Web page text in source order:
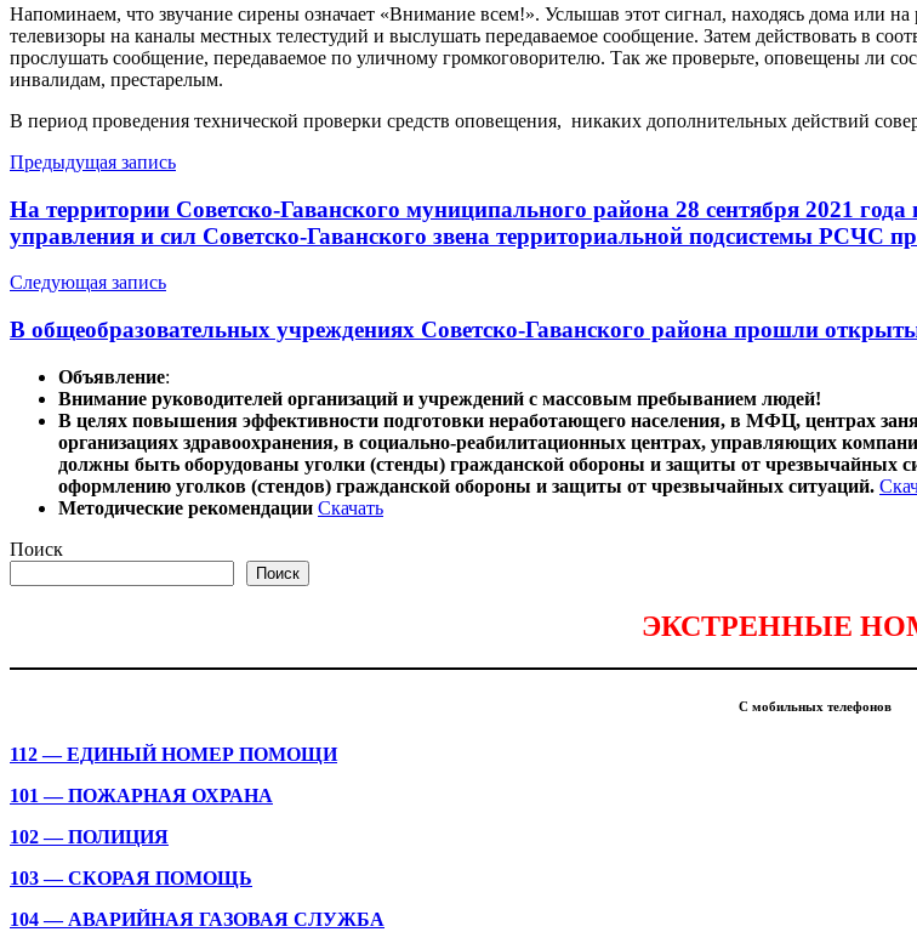
Напоминаем, что звучание сирены означает «Внимание всем!». Услышав этот сигнал, находясь дома или
телевизоры на каналы местных телестудий и выслушать передаваемое сообщение. Затем действовать в
прослушать сообщение, передаваемое по уличному громкоговорителю. Так же проверьте, оповещены ли
инвалидам, престарелым.
В период проведения технической проверки средств оповещения, никаких дополнительных действий
Навигация
по
записям
Предыдущая запись
На территории Советско-Гаванского муниципального района 28 сентября 2021
управления и сил Советско-Гаванского звена территориальной подсистемы РСЧС
Следующая запись
В общеобразовательных учреждениях Советско-Гаванского района прошли
Объявление:
Внимание руководителей организаций и учреждений с массовым пребыванием людей!
В целях повышения эффективности подготовки неработающего населения, в МФЦ, центрах
организациях здравоохранения, в социально-реабилитационных центрах, управляющих
должны быть оборудованы уголки (стенды) гражданской обороны и защиты от чрезвычайных
оформлению уголков (стендов) гражданской обороны и защиты от чрезвычайных ситуаций.
Методические рекомендации Скачать
Поиск
Поиск
ЭКСТРЕННЫЕ
С мобильных телефонов
112 — ЕДИНЫЙ НОМЕР ПОМОЩИ
101 — ПОЖАРНАЯ ОХРАНА
102 — ПОЛИЦИЯ
103 — СКОРАЯ ПОМОЩЬ
104 — АВАРИЙНАЯ ГАЗОВАЯ СЛУЖБА